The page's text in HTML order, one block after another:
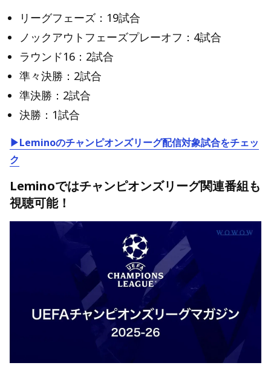
リーグフェーズ：19試合
ノックアウトフェーズプレーオフ：4試合
ラウンド16：2試合
準々決勝：2試合
準決勝：2試合
決勝：1試合
▶Leminoのチャンピオンズリーグ配信対象試合をチェッ
ク
Leminoではチャンピオンズリーグ関連番組も
視聴可能！